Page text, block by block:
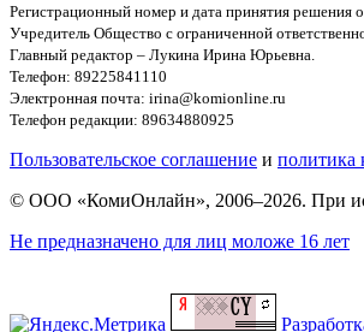
Регистрационный номер и дата принятия
Учредитель Общество с ограниченной
Главный редактор – Лукина Ирина Юрьевна.
Телефон: 89225841110
Электронная почта: irina@komionline.ru
Телефон редакции: 89634880925
Пользовательское соглашение и политика
© ООО «КомиОнлайн», 2006–2026. При
Не предназначено для лиц моложе 16 лет